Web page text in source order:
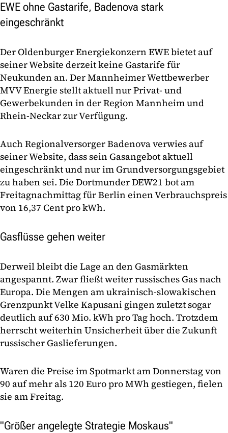
EWE ohne Gastarife, Badenova stark
eingeschränkt
Der Oldenburger Energiekonzern EWE bietet auf
seiner Website derzeit keine Gastarife für
Neukunden an. Der Mannheimer Wettbewerber
MVV Energie stellt aktuell nur Privat- und
Gewerbekunden in der Region Mannheim und
Rhein-Neckar zur Verfügung.
Auch Regionalversorger Badenova verwies auf
seiner Website, dass sein Gasangebot aktuell
eingeschränkt und nur im Grundversorgungsgebiet
zu haben sei. Die Dortmunder DEW21 bot am
Freitagnachmittag für Berlin einen Verbrauchspreis
von 16,37 Cent pro kWh.
Gasflüsse gehen weiter
Derweil bleibt die Lage an den Gasmärkten
angespannt. Zwar fließt weiter russisches Gas nach
Europa. Die Mengen am ukrainisch-slowakischen
Grenzpunkt Velke Kapusani gingen zuletzt sogar
deutlich auf 630 Mio. kWh pro Tag hoch. Trotzdem
herrscht weiterhin Unsicherheit über die Zukunft
russischer Gaslieferungen.
Waren die Preise im Spotmarkt am Donnerstag von
90 auf mehr als 120 Euro pro MWh gestiegen, fielen
sie am Freitag.
"Größer angelegte Strategie Moskaus"